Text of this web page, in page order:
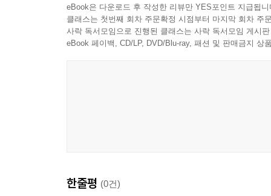
eBook은 다운로드 후 작성한 리뷰만 YES포인트 지급됩니
클래스는 첫번째 회차 주문확정 시점부터 마지막 회차 주
사락 독서모임으로 진행된 클래스는 사락 독서모임 게시
eBook 페이백, CD/LP, DVD/Blu-ray, 패션 및 판매금지 상
한줄평 (0건)